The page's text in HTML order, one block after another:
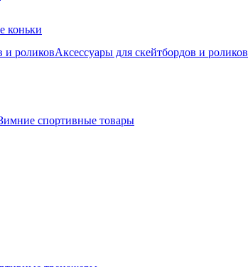
коньки
Аксессуары для скейтбордов и роликов
спортивные товары